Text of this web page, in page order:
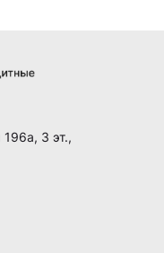
196а, 3 эт.,